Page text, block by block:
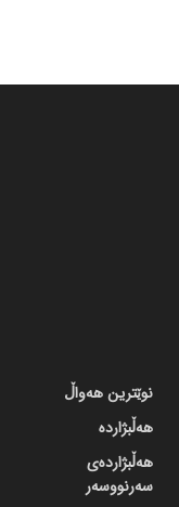
نوێترین هەواڵ
هەڵبژاردە
هەڵبژاردەی
سەرنووسەر